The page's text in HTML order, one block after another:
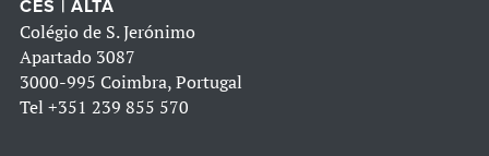
CES | ALTA
Colégio de S. Jerónimo
Apartado 3087
3000-995 Coimbra, Portugal
Tel +351 239 855 570